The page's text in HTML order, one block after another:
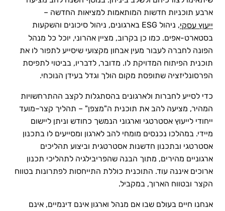
ארבע תוכניות חדשות המותאמות למציאות החדשה –
ייעוץ עסקי
, ניהול ESG בארגונים, ניהול סיכונים והשקעות
בסטארט-אפים. כמו כן בקרוב, מציין אהרוני, יוכל כל מנהל
הפונה לחברה לעבור מעין אבחון מקצועי שיסייע לתפור לו את
תוכנית הפיתוח המדויקת לו. מדובר, לדבריו, בביטוי לתפיסת
הפרסונליזציה שתופסת מקום הולך וגדל בעידן הנוכחי.
כדי לסייע לחברות ולארגונים בהסתגלות לקצב ההתרחשויות
המהיר, מציעה להב את תוכנית ה"מצפן" – תהליך קצר–מועד
ייחודי לייעוץ אסטרטגי וארגוני הנמשך כחודש וניתן ליישום
מיידי. במהלכו נכנסים מומחי להב לארגון ומסייעים לו בתכנון
אסטרטגי ובתכנון חדשנות אסטרטגית וביצוע תהליכים
ארגוניים מהירים, מתוך הבנה שהפריבילגיה לתהליכי תכנון
ארוכים איננה עוד. התוכנית כוללת התייחסות לפתרונות בטווח
הקצר ובטווח הארוך, במקביל.
אנחנו חיים בעולם שבו אם מנהל וארגון אינם דינמיים, אינם